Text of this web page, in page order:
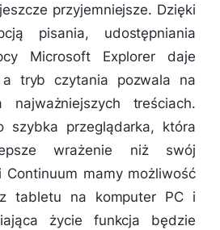
przyjemniejsze. Dzięki
pisania, udostępniania
Microsoft Explorer daje
tryb czytania pozwala na
treściach.
szybka przeglądarka, która
wrażenie niż swój
Continuum mamy możliwość
z tabletu na komputer PC i
życie funkcja będzie